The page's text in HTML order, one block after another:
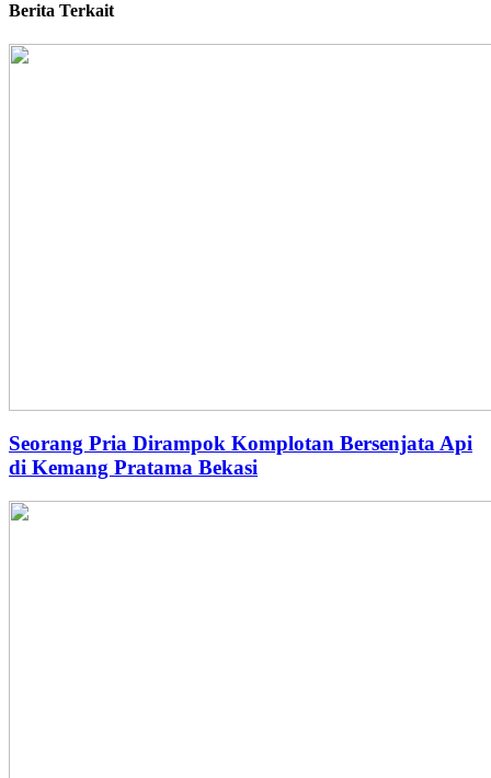
Berita Terkait
Seorang Pria Dirampok Komplotan Bersenjata Api
di Kemang Pratama Bekasi